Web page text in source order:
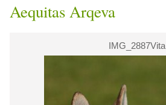
Aequitas Arqeva
IMG_2887Vita